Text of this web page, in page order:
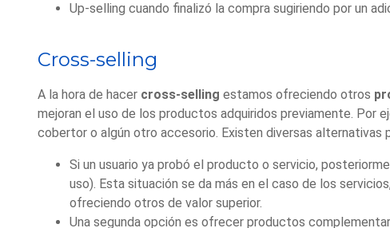
Up-selling cuando finalizó la compra sugiriendo por un
Cross-selling
A la hora de hacer cross-selling estamos ofreciendo otros
mejoran el uso de los productos adquiridos previamente. Por
cobertor o algún otro accesorio. Existen diversas alternativas
Si un usuario ya probó el producto o servicio,
uso). Esta situación se da más en el caso de los
ofreciendo otros de valor superior.
Una segunda opción es ofrecer productos